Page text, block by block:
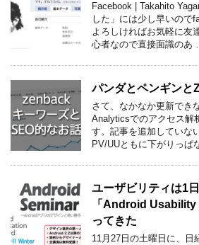
Facebook | Takahito
した」には少し早いので
よろしければお気軽に友
心者なので直接面識のあ
パンダとペンギン
さて、なかなか更新でき
Analyticsでのアクセス解
す。記事を追加していな
PV/UUともに下がりっ
ユーザビリティは1
「Android
ってきた
11月27日の土曜日に、日